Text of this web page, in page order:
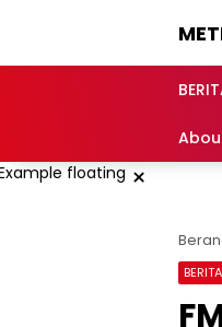
×
BERITA